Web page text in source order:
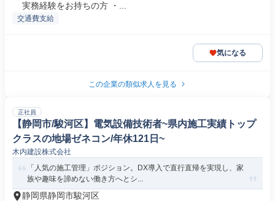
実務経験をお持ちの方 ・...
交通費支給
気になる
この企業の類似求人を見る
正社員
【静岡市/駿河区】電気設備技術者~県内施工実績トップ
クラスの地場ゼネコン/年休121日~
木内建設株式会社
「人気の施工管理」ポジション。DX導入で直行直帰を実現し、家
族や趣味を諦めない働き方へとシ...
静岡県静岡市駿河区